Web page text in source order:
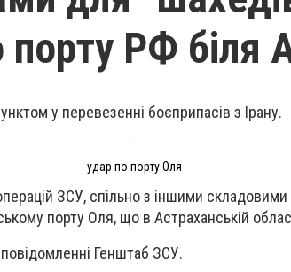
РФ біля
у перевезенні боєприпасів з Ірану.
удар по порту Оля
ЗСУ, спільно з іншими
порту Оля, що в Астраханській
Генштаб ЗСУ.